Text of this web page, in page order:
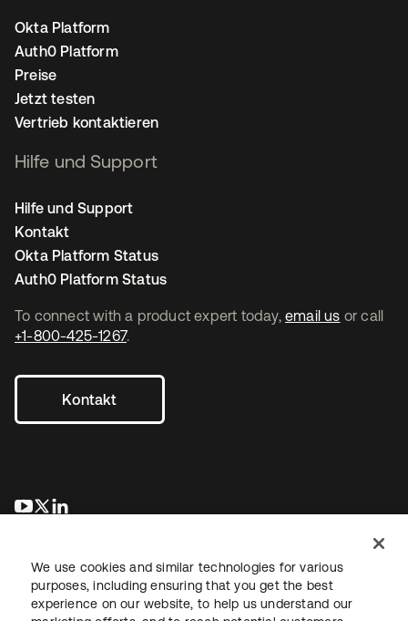
To connect with a product expert today, email us or call
+1-800-425-1267.
Kontakt
wird in einer neuen Registerkarte geöffnet
wird in einer neuen Registerkarte geöffnet
Okta Platform
Auth0 Platform
Preise
Jetzt testen
Vertrieb kontaktieren
Hilfe und Support
Hilfe und Support
Kontakt
Okta Platform Status
Auth0 Platform Status
We use cookies and similar technologies for various
purposes, including ensuring that you get the best
experience on our website, to help us understand our